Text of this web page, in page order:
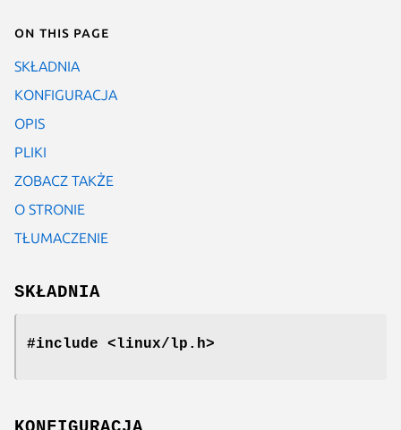
On this page
SKŁADNIA
KONFIGURACJA
OPIS
PLIKI
ZOBACZ TAKŻE
O STRONIE
TŁUMACZENIE
SKŁADNIA
#include <linux/lp.h>